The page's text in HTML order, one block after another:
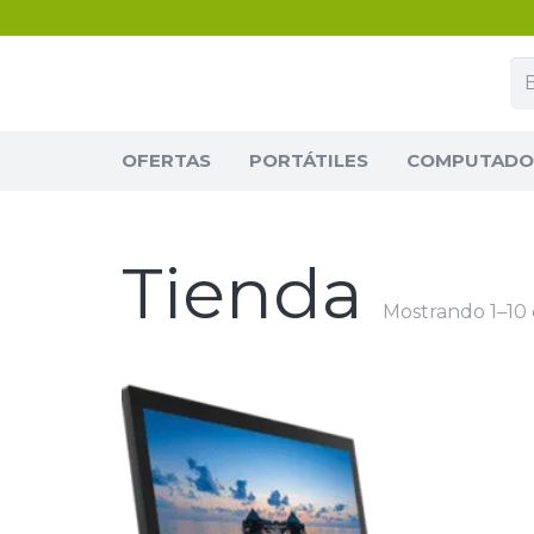
OFERTAS PORTÁTILES
Tienda Mostrando